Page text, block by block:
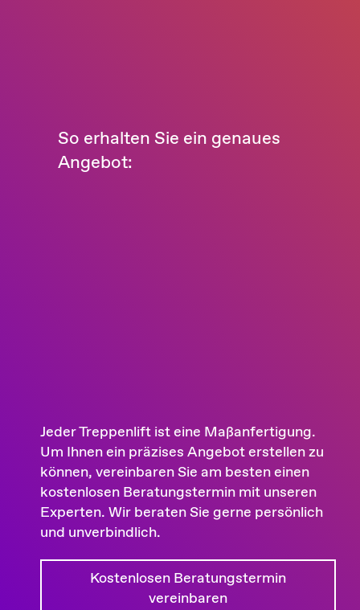
So erhalten Sie ein genaues
Angebot:
Jeder Treppenlift ist eine Maßanfertigung.
Um Ihnen ein präzises Angebot erstellen zu
können, vereinbaren Sie am besten einen
kostenlosen Beratungstermin mit unseren
Experten. Wir beraten Sie gerne persönlich
und unverbindlich.
Kostenlosen Beratungstermin
vereinbaren